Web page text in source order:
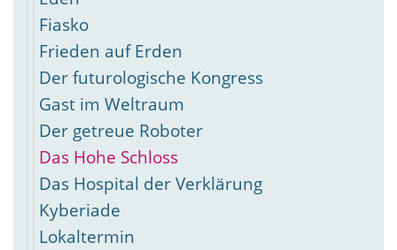
Fiasko
Frieden auf Erden
Der futurologische Kongress
Gast im Weltraum
Der getreue Roboter
Das Hohe Schloss
Das Hospital der Verklärung
Kyberiade
Lokaltermin